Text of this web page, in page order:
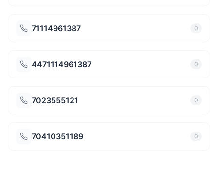
71114961387 0
4471114961387 0
7023555121 0
70410351189 0